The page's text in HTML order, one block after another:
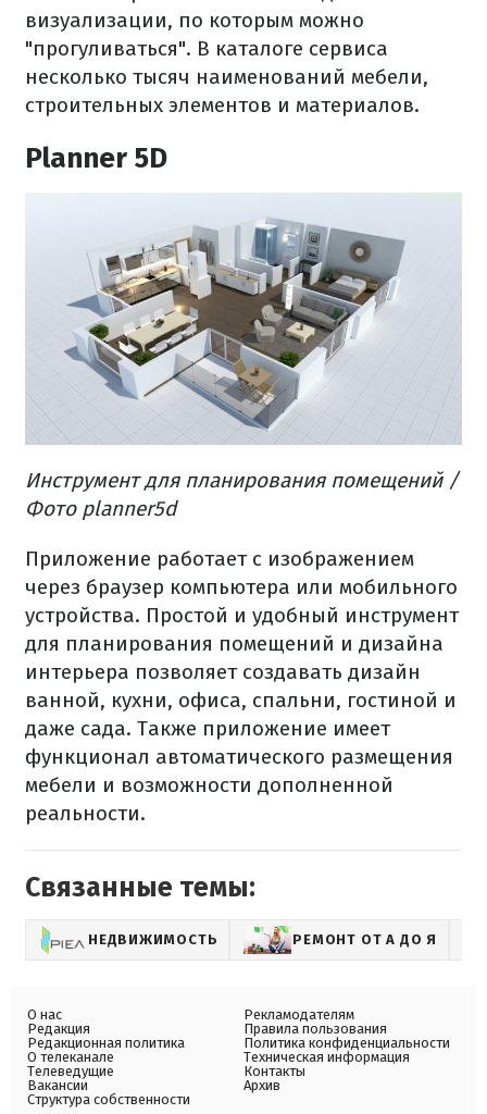
визуализации, по которым можно
"прогуливаться". В каталоге сервиса
несколько тысяч наименований мебели,
строительных элементов и материалов.
Planner 5D
Инструмент для планирования помещений /
Фото planner5d
Приложение работает с изображением
через браузер компьютера или мобильного
устройства. Простой и удобный инструмент
для планирования помещений и дизайна
интерьера позволяет создавать дизайн
ванной, кухни, офиса, спальни, гостиной и
даже сада. Также приложение имеет
функционал автоматического размещения
мебели и возможности дополненной
реальности.
Связанные темы:
НЕДВИЖИМОСТЬ РЕМОНТ ОТ А ДО Я
О нас
Редакция
Редакционная политика
О телеканале
Телеведущие
Вакансии
Структура собственности
Рекламодателям
Правила пользования
Политика конфиденциальности
Техническая информация
Контакты
Архив